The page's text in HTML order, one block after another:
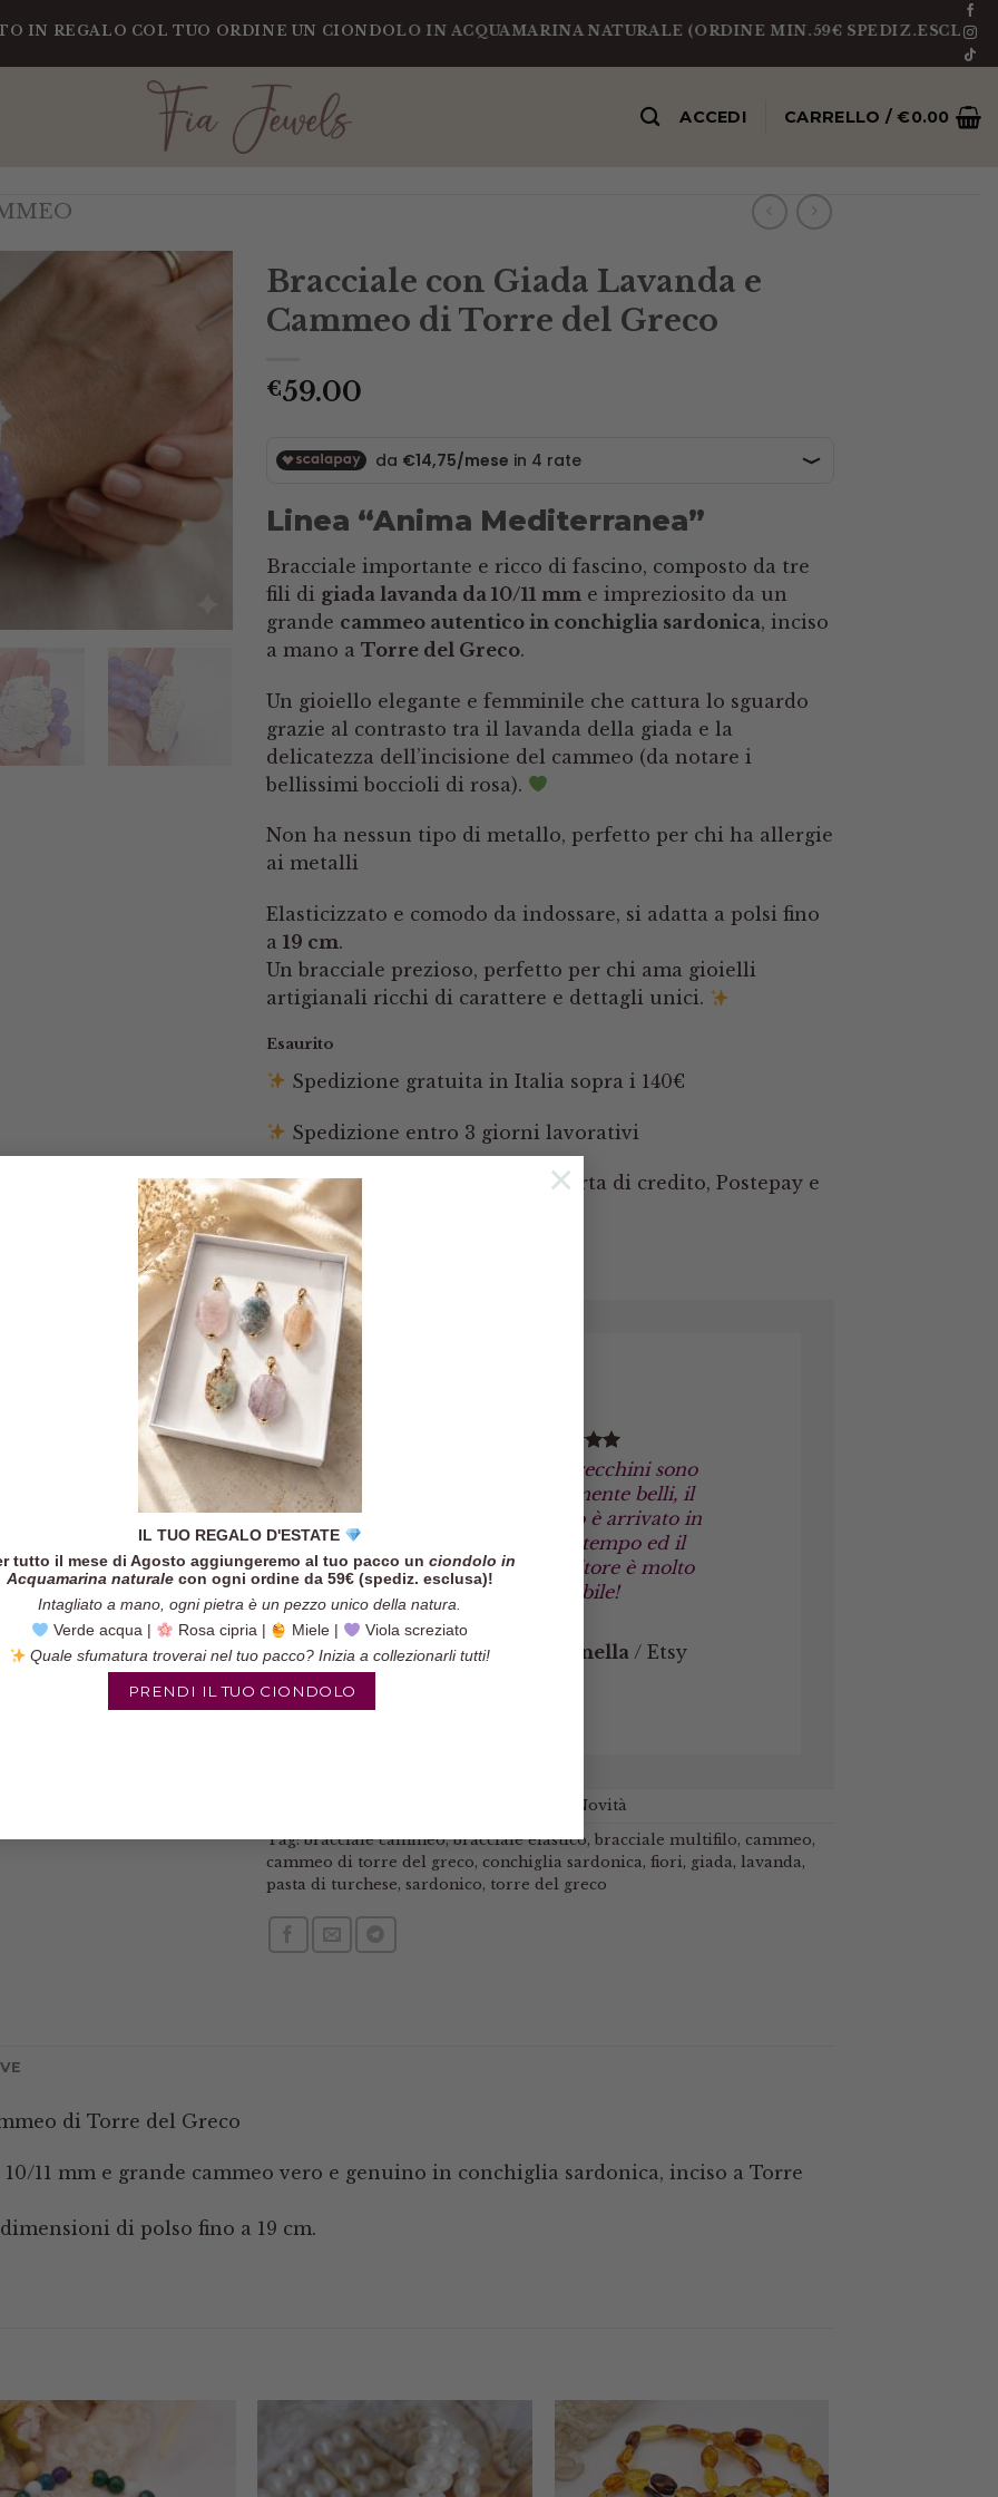
IL TUO REGALO D'ESTATE
tutto il mese di Agosto aggiungeremo al tuo pacco un ciondolo in
Acquamarina naturalecon ogni ordine da 59€ (spediz. esclusa)!
Intagliato a mano, ogni pietra è un pezzo unico della natura.
Verde acqua |
Rosa cipria | Miele |
Viola screziato
Quale sfumatura troverai nel tuo pacco? Inizia a collezionarli tutti!
PRENDI IL TUO CIONDOLO
×
COL TUO ORDINE UN CIONDOLO IN ACQUAMARINA NATURALE (ORDINE MIN.59€ SPEDIZ.ESCLUSA)
ACCEDI CARRELLO /€0.00
Bracciale con Giada Lavanda e
Cammeo di Torre del Greco
€59.00
Linea “Anima Mediterranea”
Bracciale importante e ricco di fascino, composto da tre
fili di giada lavanda da 10/11 mm e impreziosito da un
grande cammeo autentico in conchiglia sardonica, inciso
a mano a Torre del Greco.
Un gioiello elegante e femminile che cattura lo sguardo
grazie al contrasto tra il lavanda della giada e la
delicatezza dell’incisione del cammeo (da notare i
bellissimi boccioli di rosa).
Non ha nessun tipo di metallo, perfetto per chi ha allergie
ai metalli
Elasticizzato e comodo da indossare, si adatta a polsi fino
a 19 cm.
Un bracciale prezioso, perfetto per chi ama gioielli
artigianali ricchi di carattere e dettagli unici.
Esaurito
Spedizione gratuita in Italia sopra i 140€
Spedizione entro 3 giorni lavorativi
Pagamenti tramite Paypal, Carta di credito, Postepay e
Scalapay
Resi entro 14 giorni
Gli orecchini sono
veramente belli, il
pacco è arrivato in
poco tempo ed il
venditore è molto
affidabile!
Marinella / Etsy
Novità
Tag:bracciale cammeo,bracciale elastico, bracciale multifilo, cammeo,
cammeo di torre del greco, conchiglia sardonica , fiori , giada , lavanda ,
pasta di turchese, sardonico, torre del greco
di Torre del Greco
11 mm e grande cammeo vero e genuino in conchiglia sardonica, inciso a Torre
di polso fino a 19 cm.